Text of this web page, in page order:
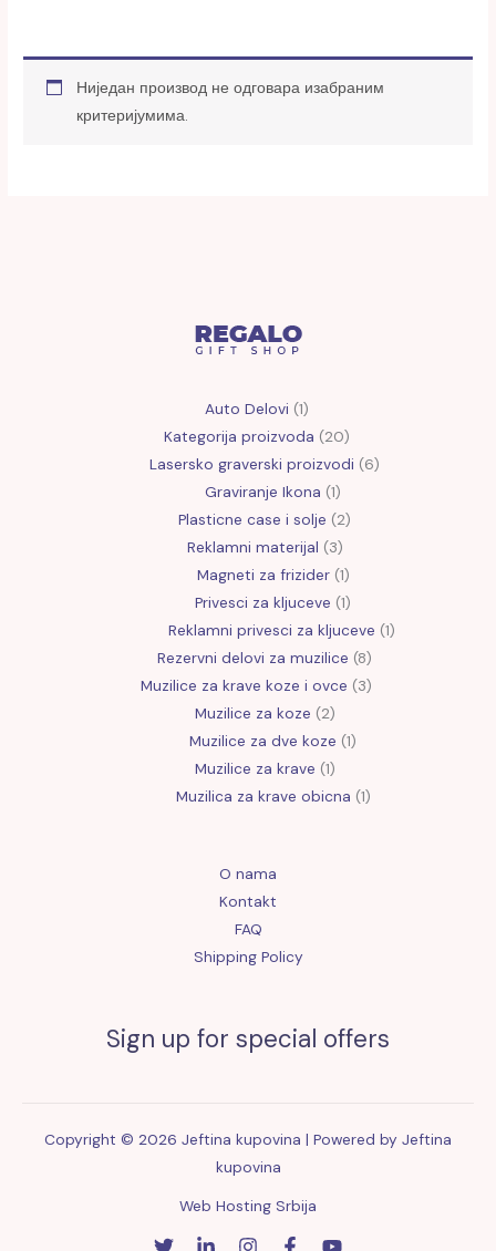
Ниједан производ не одговара изабраним
критеријумима.
Auto Delovi 1
Kategorija proizvoda 20
Lasersko graverski proizvodi 6
Graviranje Ikona 1
Plasticne case i solje 2
Reklamni materijal 3
Magneti za frizider 1
Privesci za kljuceve 1
Reklamni privesci za kljuceve 1
Rezervni delovi za muzilice 8
Muzilice za krave koze i ovce 3
Muzilice za koze 2
Muzilice za dve koze 1
Muzilice za krave 1
Muzilica za krave obicna 1
O nama
Kontakt
FAQ
Shipping Policy
Sign up for special offers
Copyright © 2026 Jeftina kupovina | Powered by Jeftina
kupovina
Web Hosting Srbija